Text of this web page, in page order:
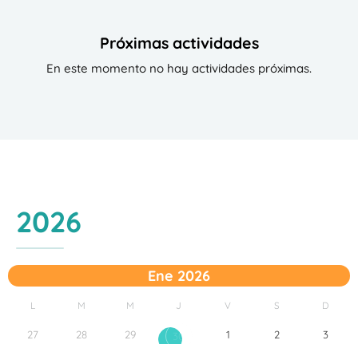
Próximas actividades
En este momento no hay actividades próximas.
2026
Ene 2026
L M M J V S D
27 28 29 30 1 2 3